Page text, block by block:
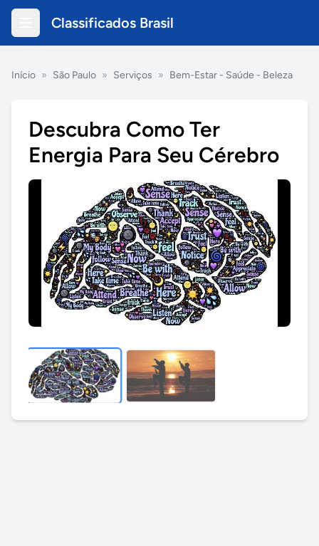
Classificados Brasil
Início » São Paulo » Serviços » Bem-Estar - Saúde - Beleza
Descubra Como Ter
Energia Para Seu Cérebro